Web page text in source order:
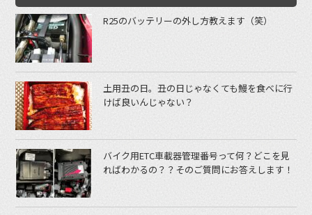
R25のバッテリーの外し方教えます（笑）
土用丑の日。丑の日じゃなくても鰻を食べに行
けば良いんじゃない？
バイク用ETC車載器管理番号って何？どこを見
ればわかるの？？そのご質問にお答えします！